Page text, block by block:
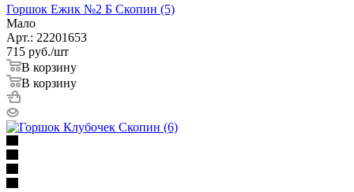
Горшок Ежик №2 Б Скопин (5)
Мало
Арт.: 22201653
715 руб./шт
В корзину
В корзину